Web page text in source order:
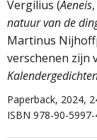
Vergilius (Aeneis,
natuur van de
Martinus
verschenen zijn
Paperback, 2024,
ISBN 978-90-